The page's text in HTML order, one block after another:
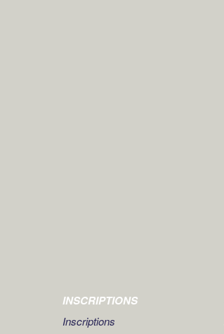
INSCRIPTIONS
Inscriptions